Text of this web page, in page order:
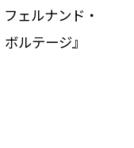
ェルナンド・
ルテージ』